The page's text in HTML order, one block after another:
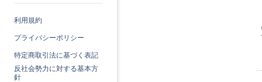
利用規約
プライバシーポリシー
特定商取引法に基づく表記
反社会勢力に対する基本方
針